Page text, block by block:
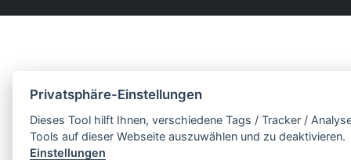
Privatsphäre-Einstellungen
Dieses Tool hilft Ihnen, verschiedene Tags / Tracker /
Tools auf dieser Webseite auszuwählen und zu deaktivieren.
Einstellungen